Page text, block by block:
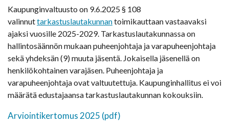
Kaupunginvaltuusto on 9.6.2025 § 108
valinnuttarkastuslautakunnantoimikauttaan vastaavaksi
ajaksi vuosille 2025-2029. Tarkastuslautakunnassa on
hallintosäännön mukaan puheenjohtaja ja varapuheenjohtaja
sekä yhdeksän (9) muuta jäsentä. Jokaisella jäsenellä on
henkilökohtainen varajäsen. Puheenjohtaja ja
varapuheenjohtaja ovat valtuutettuja. Kaupunginhallitus ei voi
määrätä edustajaansa tarkastuslautakunnan kokouksiin.
Arviointikertomus 2025 (pdf)